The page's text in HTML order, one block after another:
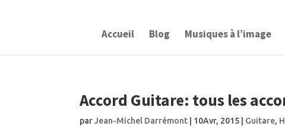
Accueil Blog Musiques à l’image
Accord Guitare: tous les
parJean-Michel Darrémont 10Avr, 2015 Guitare,